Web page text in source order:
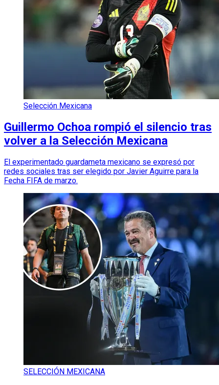
Selección Mexicana
Guillermo Ochoa rompió el silencio tras
volver a la Selección Mexicana
El experimentado guardameta mexicano se expresó por
redes sociales tras ser elegido por Javier Aguirre para la
Fecha FIFA de marzo.
SELECCIÓN MEXICANA